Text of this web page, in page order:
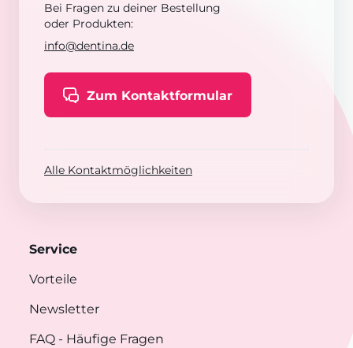
Bei Fragen zu deiner Bestellung
oder Produkten:
info@dentina.de
Zum Kontaktformular
Alle Kontaktmöglichkeiten
Service
Vorteile
Newsletter
FAQ - Häufige Fragen